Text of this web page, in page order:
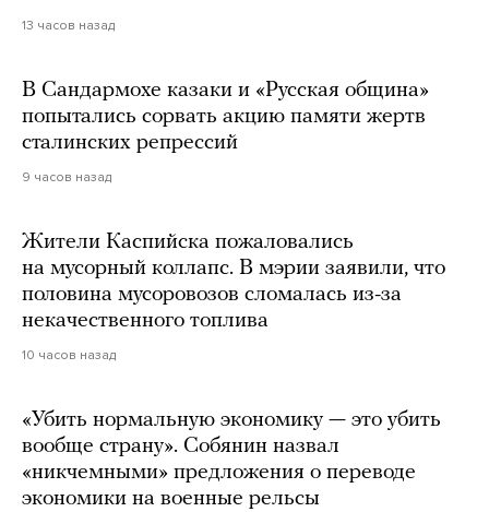
13 часов назад
В Сандармохе казаки и «Русская община»
попытались сорвать акцию памяти жертв
сталинских репрессий
9 часов назад
Жители Каспийска пожаловались
на мусорный коллапс. В мэрии заявили, что
половина мусоровозов сломалась из-за
некачественного топлива
10 часов назад
«Убить нормальную экономику — это убить
вообще страну». Собянин назвал
«никчемными» предложения о переводе
экономики на военные рельсы